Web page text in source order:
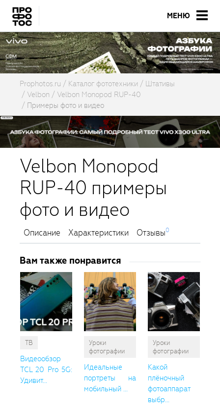
МЕНЮ
Prophotos.ru Каталог фототехники
Штативы
Velbon
Velbon Monopod RUP-40
Примеры фото и видео
Velbon Monopod
RUP-40 примеры
фото и видео
Описание Характеристики Отзывы0
Вам также понравится
ТВ
Видеообзор
TCL 20 Pro 5G:
Удивит...
Уроки
фотографии
Идеальные
портреты на
мобильный ...
Уроки
фотографии
Какой
плёночный
фотоаппарат
выбр...